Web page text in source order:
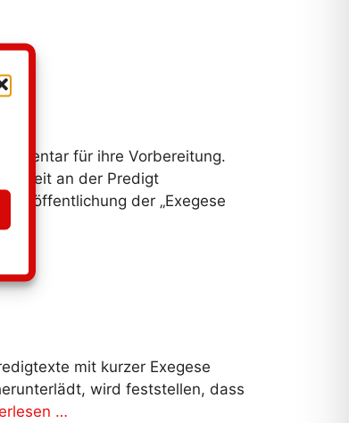
für ihre Vorbereitung.
Arbeit an der Predigt
der „Exegese
mit kurzer Exegese
wird feststellen, dass
…